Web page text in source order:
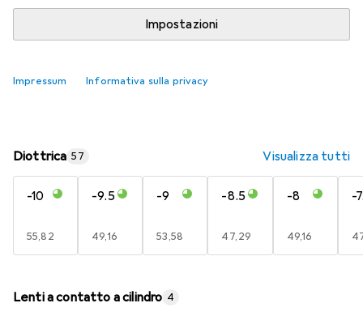
Impostazioni
Impressum Informativa sulla privacy
Aggiungi al carrello
Diottrica 57 Visualizza tutti
-10
EUR
55,82
-9.5
EUR
49,16
-9
EUR
53,58
-8.5
EUR
47,29
-8
EUR
49,16
-
Lenti a contatto a cilindro 4